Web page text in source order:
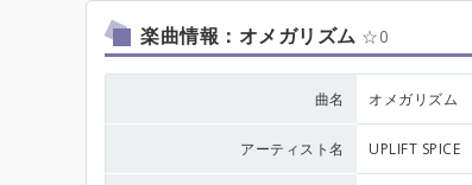
楽曲情報：オメガリズム 0
曲名 オメガリズム
アーティスト名 UPLIFT SPICE